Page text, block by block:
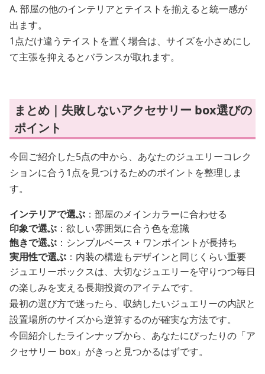
A. 部屋の他のインテリアとテイストを揃えると統一感が
出ます。
1点だけ違うテイストを置く場合は、サイズを小さめにし
て主張を抑えるとバランスが取れます。
まとめ｜失敗しないアクセサリー box選びの
ポイント
今回ご紹介した5点の中から、あなたのジュエリーコレク
ションに合う1点を見つけるためのポイントを整理しま
す。
インテリアで選ぶ ：部屋のメインカラーに合わせる
印象で選ぶ ：欲しい雰囲気に合う色を意識
飽きで選ぶ ：シンプルベース + ワンポイントが長持ち
実用性で選ぶ ：内装の構造もデザインと同じくらい重要
ジュエリーボックスは、大切なジュエリーを守りつつ毎日
の楽しみを支える長期投資のアイテムです。
最初の選び方で迷ったら、収納したいジュエリーの内訳と
設置場所のサイズから逆算するのが確実な方法です。
今回紹介したラインナップから、あなたにぴったりの「ア
クセサリー box」がきっと見つかるはずです。